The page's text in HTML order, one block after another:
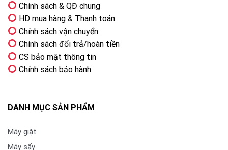
chọn tính năng này, độ trễ đầu vào sẽ được giảm
thiểu đến mức tối đa, mọi hành động trên màn hình sẽ
phản ứng ngay lập tức với các lệnh của người chơi.
Đồng thời, Game Mode còn giúp làm mịn chuyển động
và giảm nhiễu khi chơi game.
động vượt trội
hệ thống loa với tổng công suất 40W, đảm bảo làm
việc hiệu quả để mang đến chất âm chuẩn sắc và
Chính sách & QĐ chung
HD mua hàng & Thanh toán
Chính sách vận chuyển
Chính sách đổi trả/hoàn tiền
CS bảo mật thông tin
Chính sách bảo hành
DANH MỤC SẢN PHẨM
Máy giặt
Máy sấy